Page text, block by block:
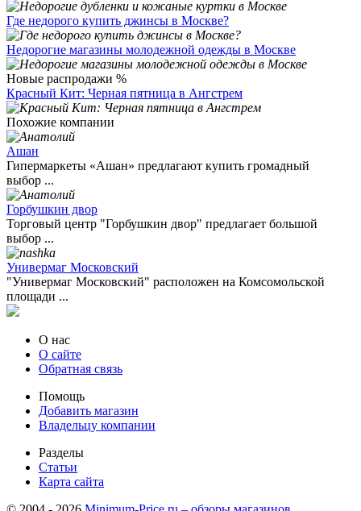
Где недорого купить джинсы в Москве?
Недорогие магазины молодежной одежды в Москве
Новые распродажи %
Красный Кит: Черная пятница в Ангстрем
Похожие компании
Ашан
Гипермаркеты «Ашан» предлагают купить громадный
выбор ...
Горбушкин двор
Торговый центр "Горбушкин двор" предлагает большой
выбор ...
Универмаг Московский
"Универмаг Московский" расположен на Комсомольской
площади ...
О нас
О сайте
Обратная связь
Помощь
Добавить магазин
Владельцу компании
Разделы
Статьи
Карта сайта